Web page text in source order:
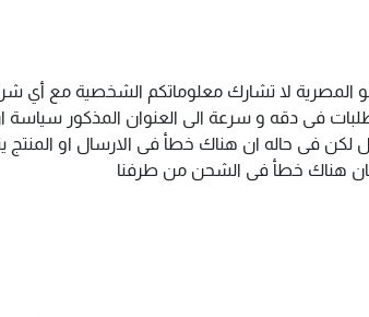
المصرية لا تشارك معلوماتكم الشخصية مع أي
فى دقه و سرعة الى العنوان المذكور سياسة
فى حاله ان هناك خطأ فى الارسال او المنتج
كان هناك خطأ فى الشحن من طرفنا